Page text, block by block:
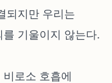
되지만 우리는
기울이지 않는다.
로소 호흡에